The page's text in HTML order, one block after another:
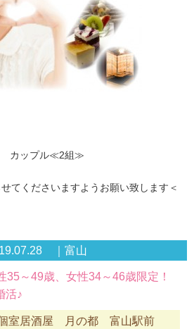
プル≪2組≫
てくださいますようお願い致します＜
｜富山
35～49歳、女性34～46歳限定！
活♪
個室居酒屋 月の都 富山駅前